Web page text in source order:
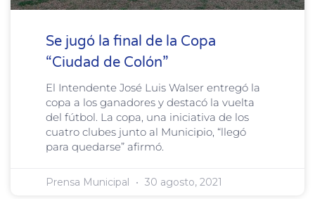
Se jugó la final de la Copa
“Ciudad de Colón”
El Intendente José Luis Walser entregó la
copa a los ganadores y destacó la vuelta
del fútbol. La copa, una iniciativa de los
cuatro clubes junto al Municipio, “llegó
para quedarse” afirmó.
Prensa Municipal 30 agosto, 2021